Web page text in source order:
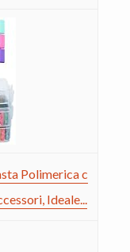
Polimerica c
Ideale...